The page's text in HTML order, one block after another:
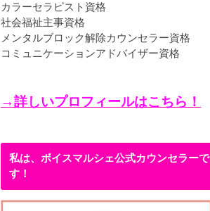
カラーセラピスト資格
社会福祉主事資格
メンタルブロック解除カウンセラー資格
コミュニケーションアドバイザー資格
→詳しいプロフィールはこちら！
私は、ボイスマルシェ公式カウンセラーで
す！